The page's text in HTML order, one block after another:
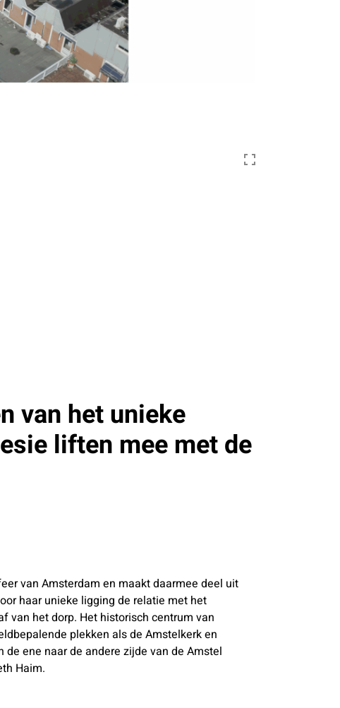
van het unieke
liften mee met de
van Amsterdam en maakt daarmee deel uit
haar unieke ligging de relatie met het
van het dorp. Het historisch centrum van
plekken als de Amstelkerk en
ene naar de andere zijde van de Amstel
Haim.